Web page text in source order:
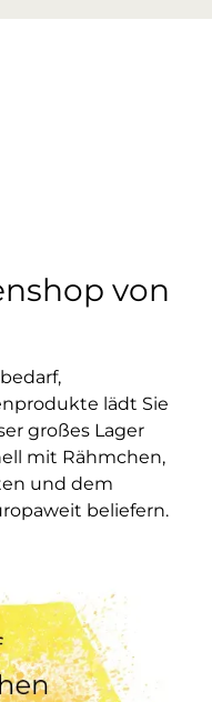
von
lädt Sie
großes Lager
mit Rähmchen,
und dem
beliefern.